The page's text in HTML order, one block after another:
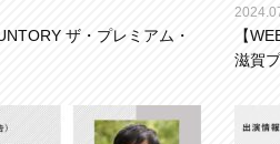
ザ・プレミアム・
【
滋賀